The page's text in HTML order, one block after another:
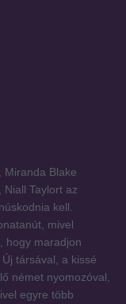
Miranda Blake
Taylort az
kell.
mivel
hogy maradjon
társával, a kissé
német nyomozóval,
egyre több